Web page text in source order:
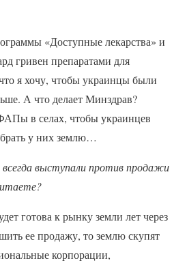
«Доступные лекарства» и
гривен препаратами для
я хочу, чтобы украинцы были
А что делает Минздрав?
в селах, чтобы украинцев
у них землю…
выступали против продажи
готова к рынку земли лет через
ее продажу, то землю скупят
корпорации,